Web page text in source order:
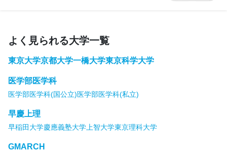
よく見られる大学一覧
東京大学京都大学一橋大学東京科学大学
医学部医学科
医学部医学科(国公立)医学部医学科(私立)
早慶上理
早稲田大学慶應義塾大学 上智大学東京理科大学
GMARCH